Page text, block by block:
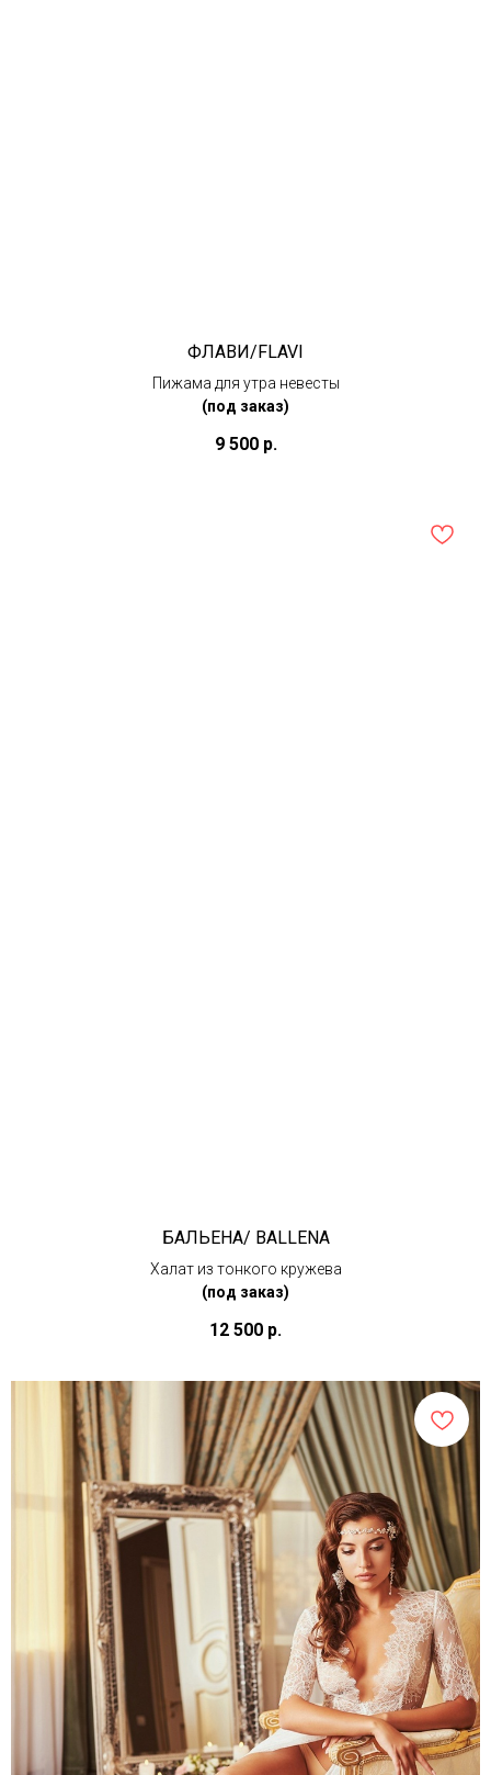
ФЛАВИ/FLAVI
Пижама для утра невесты
(под заказ)
9 500 р.
БАЛЬЕНА/ BALLENA
Халат из тонкого кружева
(под заказ)
12 500 р.